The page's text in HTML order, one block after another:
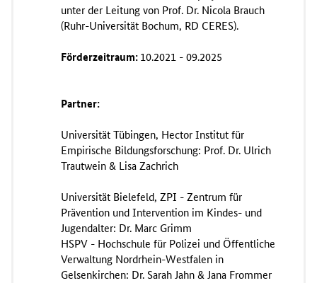
unter der Leitung von Prof. Dr. Nicola Brauch
(Ruhr-Universität Bochum, RD CERES).
Förderzeitraum:10.2021 - 09.2025
Partner:
Universität Tübingen, Hector Institut für
Empirische Bildungsforschung: Prof. Dr. Ulrich
Trautwein & Lisa Zachrich
Universität Bielefeld, ZPI - Zentrum für
Prävention und Intervention im Kindes- und
Jugendalter: Dr. Marc Grimm
HSPV - Hochschule für Polizei und Öffentliche
Verwaltung Nordrhein-Westfalen in
Gelsenkirchen: Dr. Sarah Jahn & Jana Frommer